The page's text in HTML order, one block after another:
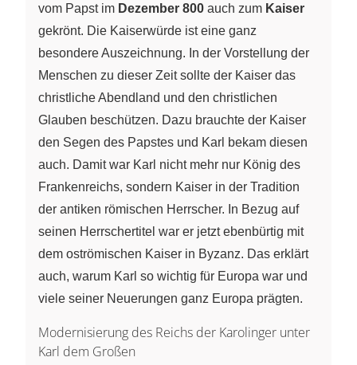
vom Papst im Dezember 800 auch zum Kaiser
gekrönt. Die Kaiserwürde ist eine ganz
besondere Auszeichnung. In der Vorstellung der
Menschen zu dieser Zeit sollte der Kaiser das
christliche Abendland und den christlichen
Glauben beschützen. Dazu brauchte der Kaiser
den Segen des Papstes und Karl bekam diesen
auch. Damit war Karl nicht mehr nur König des
Frankenreichs, sondern Kaiser in der Tradition
der antiken römischen Herrscher. In Bezug auf
seinen Herrschertitel war er jetzt ebenbürtig mit
dem oströmischen Kaiser in Byzanz. Das erklärt
auch, warum Karl so wichtig für Europa war und
viele seiner Neuerungen ganz Europa prägten.
Modernisierung des Reichs der Karolinger unter
Karl dem Großen